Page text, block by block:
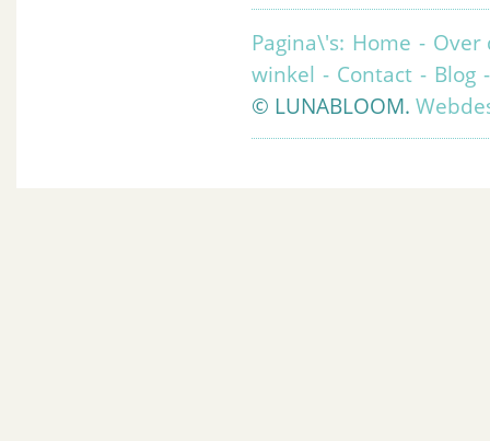
Pagina\'s: Home - Over
winkel - Contact - Blog
© LUNABLOOM.